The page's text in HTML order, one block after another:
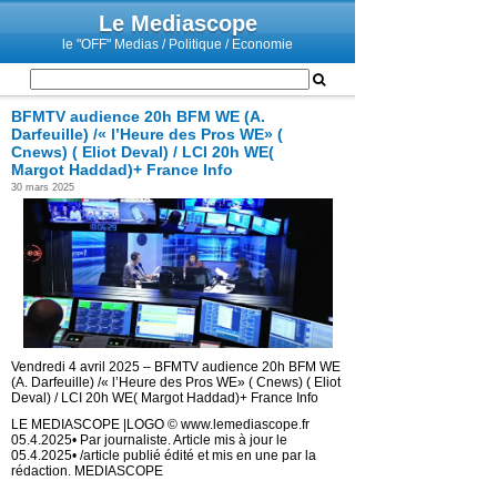
Le Mediascope
le "OFF" Medias / Politique / Economie
BFMTV audience 20h BFM WE (A.
Darfeuille) /« l’Heure des Pros WE» (
Cnews) ( Eliot Deval) / LCI 20h WE(
Margot Haddad)+ France Info
30 mars 2025
Vendredi 4 avril 2025 – BFMTV audience 20h BFM WE
(A. Darfeuille) /« l’Heure des Pros WE» ( Cnews) ( Eliot
Deval) / LCI 20h WE( Margot Haddad)+ France Info
LE MEDIASCOPE |LOGO © www.lemediascope.fr
05.4.2025• Par journaliste. Article mis à jour le
05.4.2025• /article publié édité et mis en une par la
rédaction. MEDIASCOPE